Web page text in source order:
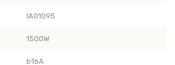
IA01095
1500W
b16A